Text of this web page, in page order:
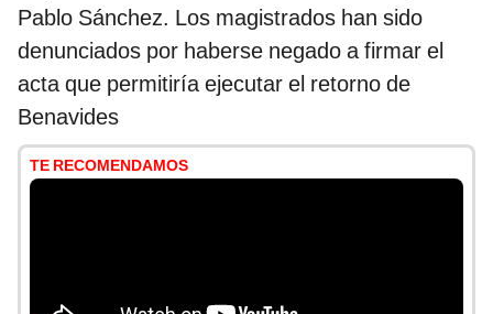
Pablo Sánchez. Los magistrados han sido
denunciados por haberse negado a firmar el
acta que permitiría ejecutar el retorno de
Benavides
TE RECOMENDAMOS